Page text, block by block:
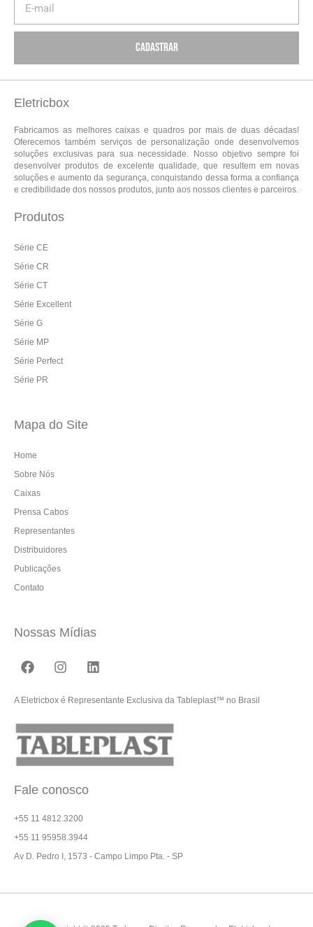
Cadastrar
Eletricbox
Fabricamos as melhores caixas e quadros por mais de duas décadas!
Oferecemos também serviços de personalização onde desenvolvemos
soluções exclusivas para sua necessidade. Nosso objetivo sempre foi
desenvolver produtos de excelente qualidade, que resultem em novas
soluções e aumento da segurança, conquistando dessa forma a confiança
e credibilidade dos nossos produtos, junto aos nossos clientes e parceiros.
Produtos
Série CE
Série CR
Série CT
Série Excellent
Série G
Série MP
Série Perfect
Série PR
Mapa do Site
Home
Sobre Nós
Caixas
Prensa Cabos
Representantes
Distribuidores
Publicações
Contato
Nossas Mídias
A Eletricbox é Representante Exclusiva da Tableplast™ no Brasil
Fale conosco
+55 11 4812.3200
+55 11 95958.3944
Av D. Pedro I, 1573 - Campo Limpo Pta. - SP